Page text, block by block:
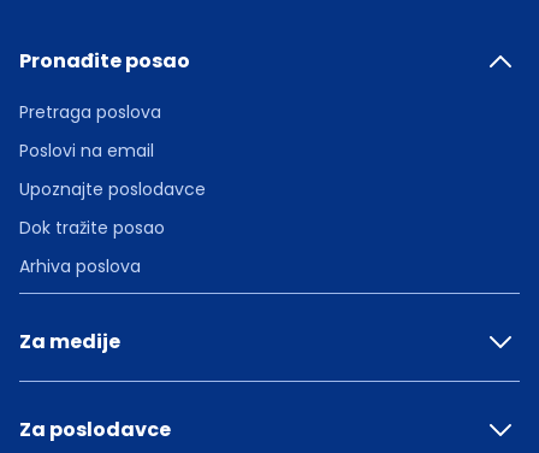
Pronađite posao
Pretraga poslova
Poslovi na email
Upoznajte poslodavce
Dok tražite posao
Arhiva poslova
Za medije
Za poslodavce